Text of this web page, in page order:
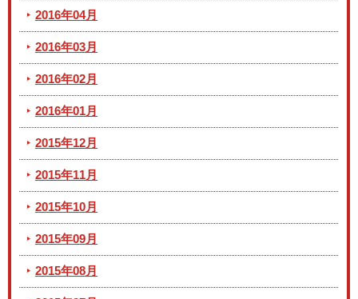
2016年04月
2016年03月
2016年02月
2016年01月
2015年12月
2015年11月
2015年10月
2015年09月
2015年08月